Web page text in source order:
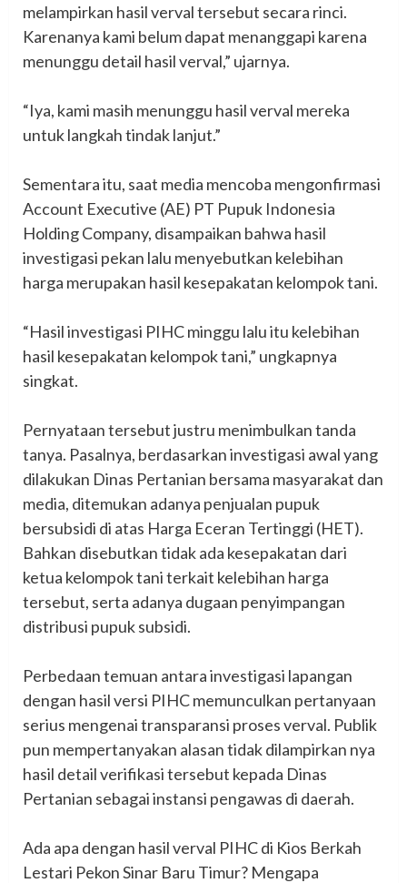
melampirkan hasil verval tersebut secara rinci.
Karenanya kami belum dapat menanggapi karena
menunggu detail hasil verval,” ujarnya.
‎“Iya, kami masih menunggu hasil verval mereka
untuk langkah tindak lanjut.”
‎Sementara itu, saat media mencoba mengonfirmasi
Account Executive (AE) PT Pupuk Indonesia
Holding Company, disampaikan bahwa hasil
investigasi pekan lalu menyebutkan kelebihan
harga merupakan hasil kesepakatan kelompok tani.
‎“Hasil investigasi PIHC minggu lalu itu kelebihan
hasil kesepakatan kelompok tani,” ungkapnya
singkat.
‎Pernyataan tersebut justru menimbulkan tanda
tanya. Pasalnya, berdasarkan investigasi awal yang
dilakukan Dinas Pertanian bersama masyarakat dan
media, ditemukan adanya penjualan pupuk
bersubsidi di atas Harga Eceran Tertinggi (HET).
Bahkan disebutkan tidak ada kesepakatan dari
ketua kelompok tani terkait kelebihan harga
tersebut, serta adanya dugaan penyimpangan
distribusi pupuk subsidi.
‎Perbedaan temuan antara investigasi lapangan
dengan hasil versi PIHC memunculkan pertanyaan
serius mengenai transparansi proses verval. Publik
pun mempertanyakan alasan tidak dilampirkan nya
hasil detail verifikasi tersebut kepada Dinas
Pertanian sebagai instansi pengawas di daerah.
‎Ada apa dengan hasil verval PIHC di Kios Berkah
Lestari Pekon Sinar Baru Timur? Mengapa